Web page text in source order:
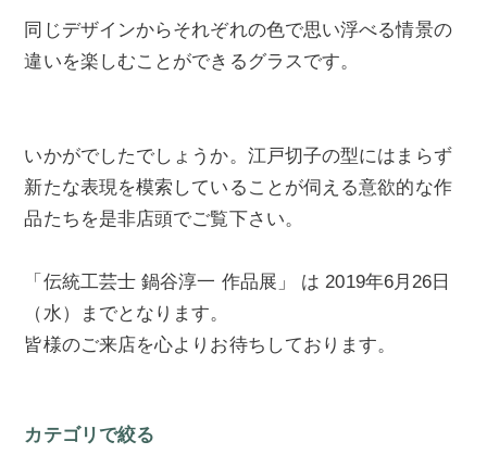
同じデザインからそれぞれの色で思い浮べる情景の
違いを楽しむことができるグラスです。
いかがでしたでしょうか。江戸切子の型にはまらず
新たな表現を模索していることが伺える意欲的な作
品たちを是非店頭でご覧下さい。
「伝統工芸士 鍋谷淳一 作品展」 は 2019年6月26日
（水）までとなります。
皆様のご来店を心よりお待ちしております。
カテゴリで絞る